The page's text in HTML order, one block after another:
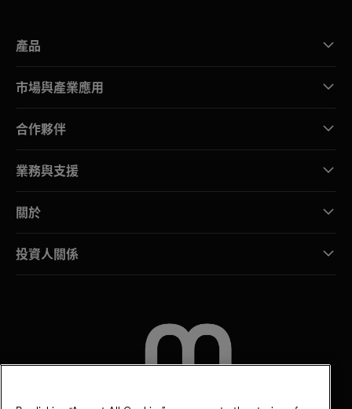
產品
市場與產業應用
合作夥伴
業務與支援
關於
投資人關係